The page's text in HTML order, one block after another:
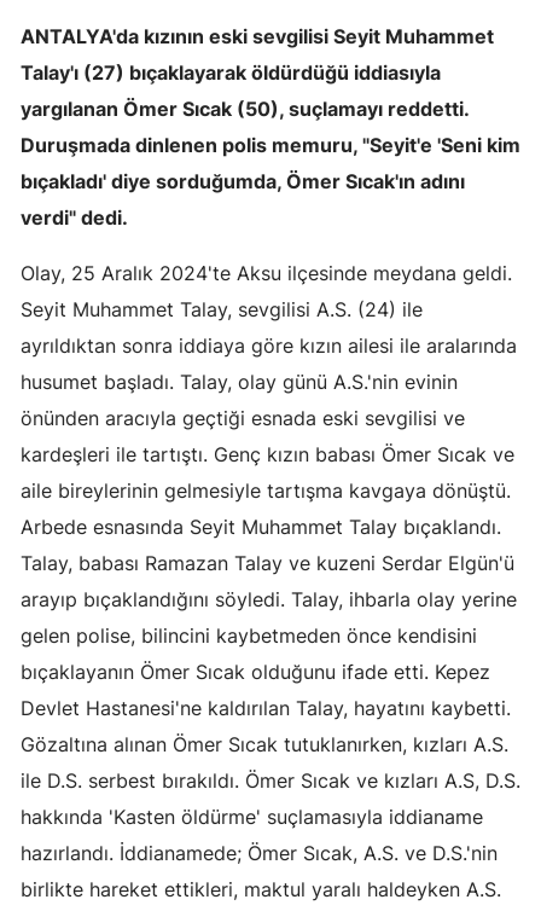
Diyarbakır
Edirne
Elazığ
Erzincan
Eskişehir
Giresun
Gümüşhane
Hatay
Isparta
Mersin
İstanbul
İzmir
Kars
Kastamonu
ANTALYA'da kızının eski sevgilisi Seyit Muhammet
Talay'ı (27) bıçaklayarak öldürdüğü iddiasıyla
yargılanan Ömer Sıcak (50), suçlamayı reddetti.
Duruşmada dinlenen polis memuru, "Seyit'e 'Seni kim
bıçakladı' diye sorduğumda, Ömer Sıcak'ın adını
verdi" dedi.
Olay, 25 Aralık 2024'te Aksu ilçesinde meydana geldi.
Seyit Muhammet Talay, sevgilisi A.S. (24) ile
ayrıldıktan sonra iddiaya göre kızın ailesi ile aralarında
husumet başladı. Talay, olay günü A.S.'nin evinin
önünden aracıyla geçtiği esnada eski sevgilisi ve
kardeşleri ile tartıştı. Genç kızın babası Ömer Sıcak ve
aile bireylerinin gelmesiyle tartışma kavgaya dönüştü.
Arbede esnasında Seyit Muhammet Talay bıçaklandı.
Talay, babası Ramazan Talay ve kuzeni Serdar Elgün'ü
arayıp bıçaklandığını söyledi. Talay, ihbarla olay yerine
gelen polise, bilincini kaybetmeden önce kendisini
bıçaklayanın Ömer Sıcak olduğunu ifade etti. Kepez
Devlet Hastanesi'ne kaldırılan Talay, hayatını kaybetti.
Gözaltına alınan Ömer Sıcak tutuklanırken, kızları A.S.
ile D.S. serbest bırakıldı. Ömer Sıcak ve kızları A.S, D.S.
hakkında 'Kasten öldürme' suçlamasıyla iddianame
hazırlandı. İddianamede; Ömer Sıcak, A.S. ve D.S.'nin
birlikte hareket ettikleri, maktul yaralı haldeyken A.S.